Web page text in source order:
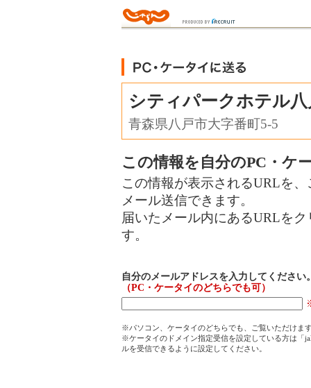
シティパークホテル八
青森県八戸市大字番町5-5
この情報を自分のPC・ケ
この情報が表示されるURLを
メール送信できます。
届いたメール内にあるURLを
す。
自分のメールアドレスを入力してください
（PC・ケータイのどちらでも可）
※パソコン、ケータイのどちらでも、ご覧いただけま
※ケータイのドメイン指定受信を設定している方は「
ルを受信できるように設定してください。